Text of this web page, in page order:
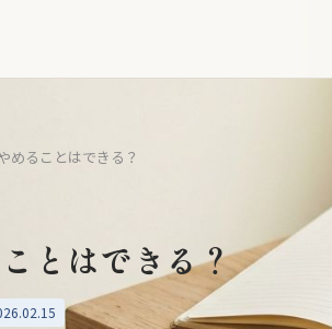
めることはできる？
とはできる？